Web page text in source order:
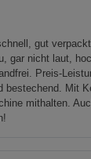
gut
gar nicht laut,
Preis-
bestechend. Mit
mithalten.